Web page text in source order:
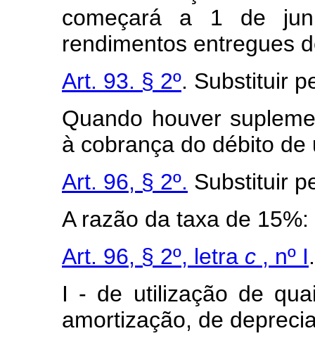
começará a 1 de
rendimentos entregues
Art. 93. § 2º. Substituir
Quando houver
à cobrança do débito de
Art. 96, § 2º. Substituir
A razão da taxa de 15%:
Art. 96, § 2º, letra c , nº I
I - de utilização de
amortização, de